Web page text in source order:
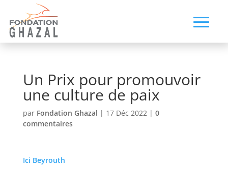
Un Prix pour promouvoir
une culture de paix
par Fondation Ghazal | 17 Déc 2022| 0
commentaires
Ici Beyrouth